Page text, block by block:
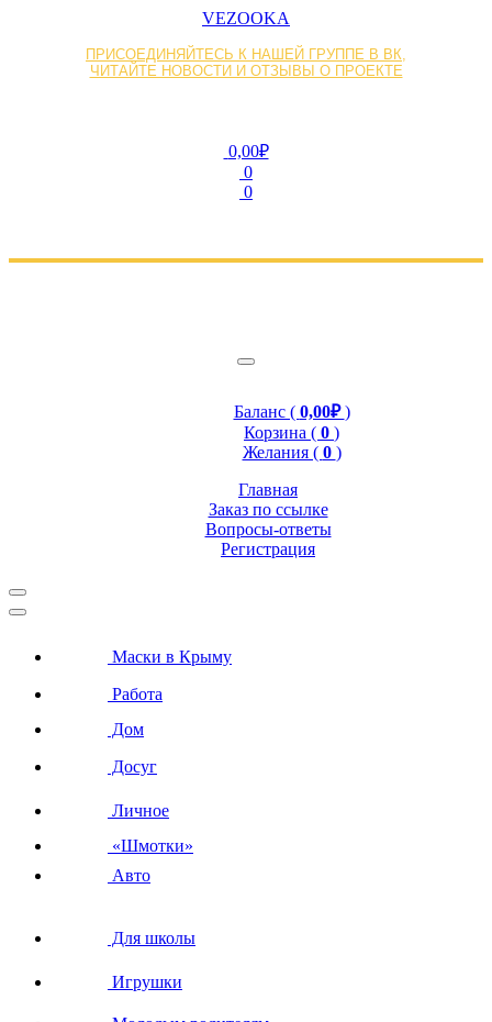
VEZOOKA
ПРИСОЕДИНЯЙТЕСЬ К НАШЕЙ ГРУППЕ В ВК,
ЧИТАЙТЕ НОВОСТИ И ОТЗЫВЫ О ПРОЕКТЕ
0,00₽
0
0
Баланс ( 0,00₽)
Корзина ( 0 )
Желания ( 0 )
Главная
Заказ по ссылке
Вопросы-ответы
Регистрация
Маски в Крыму
Работа
Дом
Досуг
Личное
«Шмотки»
Авто
Для школы
Игрушки